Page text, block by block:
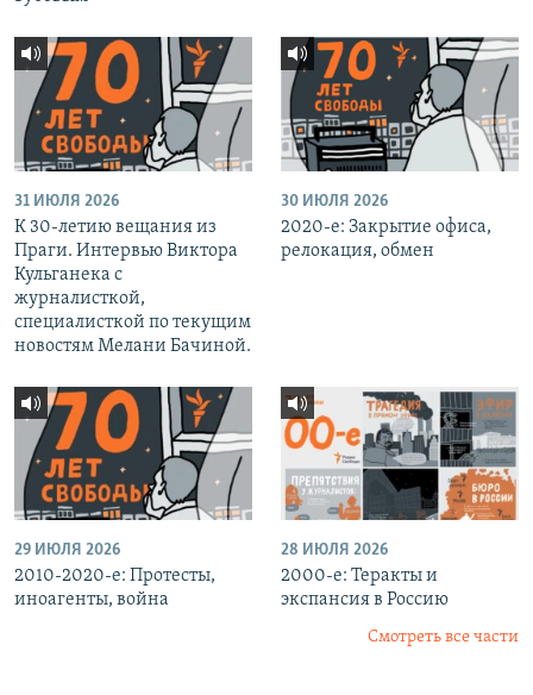
31 ИЮЛЯ 2026
К 30-летию вещания из
Праги. Интервью Виктора
Кульганека с
журналисткой,
специалисткой по текущим
новостям Мелани Бачиной.
30 ИЮЛЯ 2026
2020-е: Закрытие офиса,
релокация, обмен
29 ИЮЛЯ 2026
2010-2020-е: Протесты,
иноагенты, война
28 ИЮЛЯ 2026
2000-е: Теракты и
экспансия в Россию
Смотреть все части